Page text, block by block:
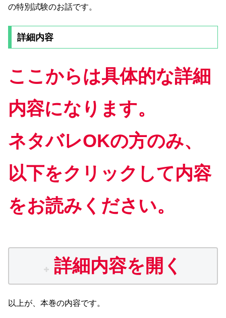
の特別試験のお話です。
詳細内容
ここからは具体的な詳細
内容になります。
ネタバレOKの方のみ、
以下をクリックして内容
をお読みください。
詳細内容を開く
以上が、本巻の内容です。